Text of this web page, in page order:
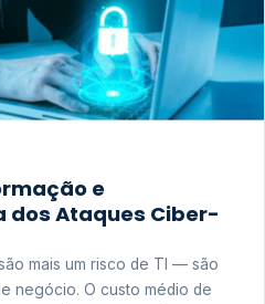
e
dos Ataques Ciber-
mais um risco de TI — são
médio de